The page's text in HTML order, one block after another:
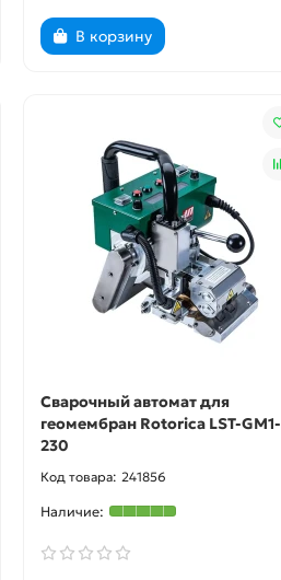
В корзину
Сварочный автомат для
геомембран Rotorica LST-GM1-
230
241856